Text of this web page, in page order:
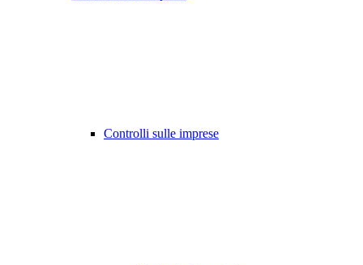
Controlli sulle imprese